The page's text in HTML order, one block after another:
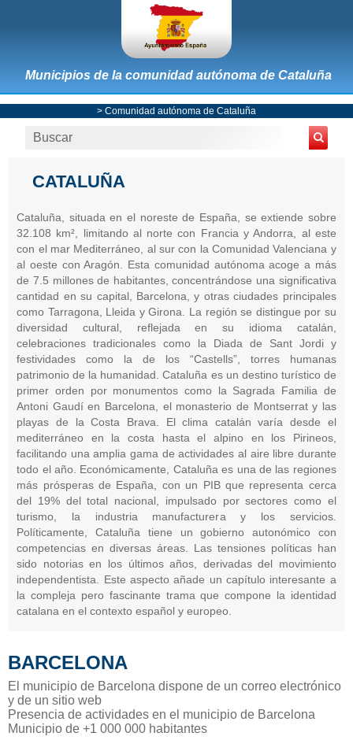
Municipios de la comunidad autónoma de Cataluña
> Comunidad autónoma de Cataluña
CATALUÑA
Cataluña, situada en el noreste de España, se extiende sobre
32.108 km², limitando al norte con Francia y Andorra, al este
con el mar Mediterráneo, al sur con la Comunidad Valenciana y
al oeste con Aragón. Esta comunidad autónoma acoge a más
de 7.5 millones de habitantes, concentrándose una significativa
cantidad en su capital, Barcelona, y otras ciudades principales
como Tarragona, Lleida y Girona. La región se distingue por su
diversidad cultural, reflejada en su idioma catalán,
celebraciones tradicionales como la Diada de Sant Jordi y
festividades como la de los “Castells”, torres humanas
patrimonio de la humanidad. Cataluña es un destino turístico de
primer orden por monumentos como la Sagrada Familia de
Antoni Gaudí en Barcelona, el monasterio de Montserrat y las
playas de la Costa Brava. El clima catalán varía desde el
mediterráneo en la costa hasta el alpino en los Pirineos,
facilitando una amplia gama de actividades al aire libre durante
todo el año. Económicamente, Cataluña es una de las regiones
más prósperas de España, con un PIB que representa cerca
del 19% del total nacional, impulsado por sectores como el
turismo, la industria manufacturera y los servicios.
Políticamente, Cataluña tiene un gobierno autonómico con
competencias en diversas áreas. Las tensiones políticas han
sido notorias en los últimos años, derivadas del movimiento
independentista. Este aspecto añade un capítulo interesante a
la compleja pero fascinante trama que compone la identidad
catalana en el contexto español y europeo.
BARCELONA
El municipio de Barcelona dispone de un correo electrónico
y de un sitio web
Presencia de actividades en el municipio de Barcelona
Municipio de +1 000 000 habitantes